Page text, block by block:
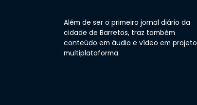
Além de ser o primeiro jornal diário da
cidade de Barretos, traz também
conteúdo em áudio e vídeo em projeto
multiplataforma.